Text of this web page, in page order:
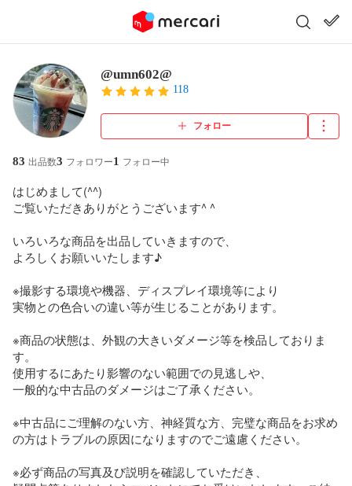
@umn602@
118
フォロー
83 出品数3 フォロワー1 フォロー中
はじめまして(^^)
ご覧いただきありがとうございます^ ^
いろいろな商品を出品していきますので、
よろしくお願いいたします♪
※撮影する環境や機器、ディスプレイ環境等により
実物との色合いの違い等が生じることがあります。
※商品の状態は、外観の大きいダメージ等を検品しておりま
す。
使用するにあたり影響のない範囲での見逃しや、
一般的な中古品のダメージはご了承ください。
※中古品にご理解のない方、神経質な方、完璧な商品をお求め
の方はトラブルの原因になりますのでご遠慮ください。
※必ず商品の写真及び説明を確認していただき、